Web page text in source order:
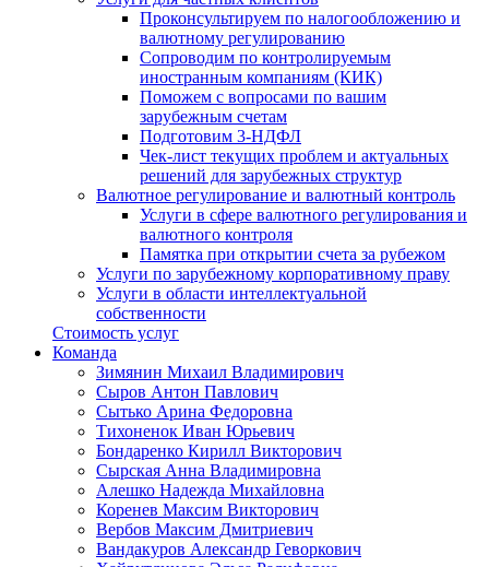
Проконсультируем по налогообложению и
валютному регулированию
Сопроводим по контролируемым
иностранным компаниям (КИК)
Поможем с вопросами по вашим
зарубежным счетам
Подготовим 3-НДФЛ
Чек-лист текущих проблем и актуальных
решений для зарубежных структур
Валютное регулирование и валютный контроль
Услуги в сфере валютного регулирования и
валютного контроля
Памятка при открытии счета за рубежом
Услуги по зарубежному корпоративному праву
Услуги в области интеллектуальной
собственности
Стоимость услуг
Команда
Зимянин Михаил Владимирович
Сыров Антон Павлович
Сытько Арина Федоровна
Тихоненок Иван Юрьевич
Бондаренко Кирилл Викторович
Сырская Анна Владимировна
Алешко Надежда Михайловна
Коренев Максим Викторович
Вербов Максим Дмитриевич
Вандакуров Александр Геворкович